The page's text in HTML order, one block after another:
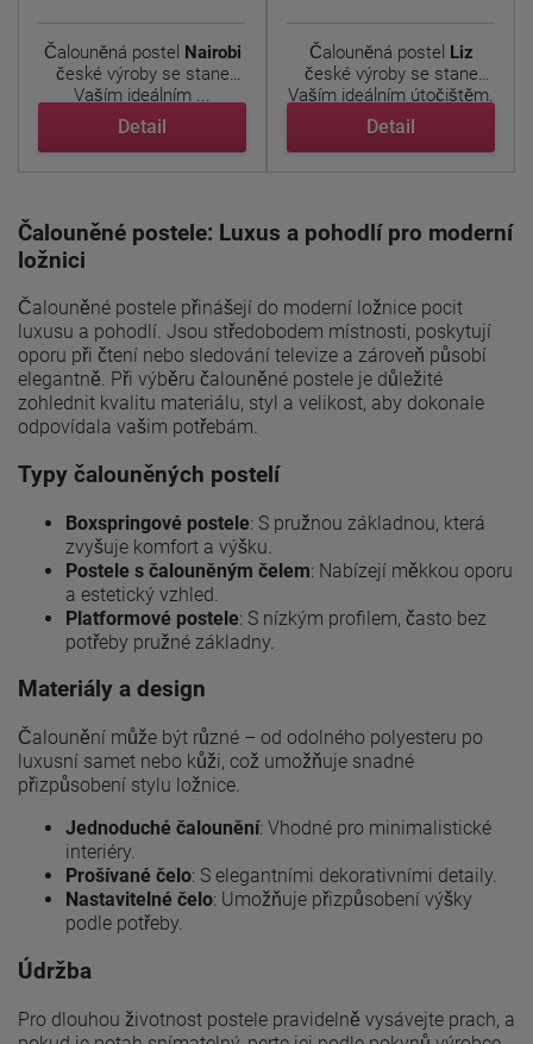
Čalouněná postel Nairobi
české výroby se stane
Vaším ideálním ...
Detail
Čalouněná postel Liz
české výroby se stane
Vaším ideálním útočištěm.
...
Detail
Čalouněné postele: Luxus a pohodlí pro moderní
ložnici
Čalouněné postele přinášejí do moderní ložnice pocit
luxusu a pohodlí. Jsou středobodem místnosti, poskytují
oporu při čtení nebo sledování televize a zároveň působí
elegantně. Při výběru čalouněné postele je důležité
zohlednit kvalitu materiálu, styl a velikost, aby dokonale
odpovídala vašim potřebám.
Typy čalouněných postelí
Boxspringové postele: S pružnou základnou, která
zvyšuje komfort a výšku.
Postele s čalouněným čelem: Nabízejí měkkou oporu
a estetický vzhled.
Platformové postele: S nízkým profilem, často bez
potřeby pružné základny.
Materiály a design
Čalounění může být různé – od odolného polyesteru po
luxusní samet nebo kůži, což umožňuje snadné
přizpůsobení stylu ložnice.
Jednoduché čalounění: Vhodné pro minimalistické
interiéry.
Prošívané čelo: S elegantními dekorativními detaily.
Nastavitelné čelo: Umožňuje přizpůsobení výšky
podle potřeby.
Údržba
Pro dlouhou životnost postele pravidelně vysávejte prach, a